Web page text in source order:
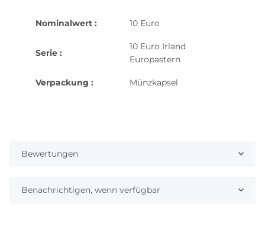
Nominalwert : 10 Euro
Serie :
10 Euro Irland
Europastern
Verpackung : Münzkapsel
Bewertungen
Benachrichtigen, wenn verfügbar